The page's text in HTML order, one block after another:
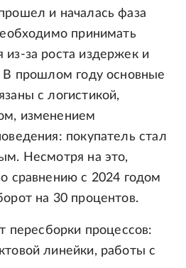
и началась фаза
принимать
за роста издержек и
В прошлом году основные
с логистикой,
изменением
покупатель стал
Несмотря на это,
сравнению с 2024 годом
на 30 процентов.
пересборки процессов:
линейки, работы с